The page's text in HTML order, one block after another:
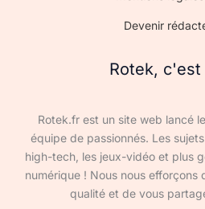
Devenir
Rotek, c'est
Rotek.fr est un site web lancé
équipe de passionnés. Les
high-tech, les jeux-vidéo et plus
numérique ! Nous nous
qualité et de vous